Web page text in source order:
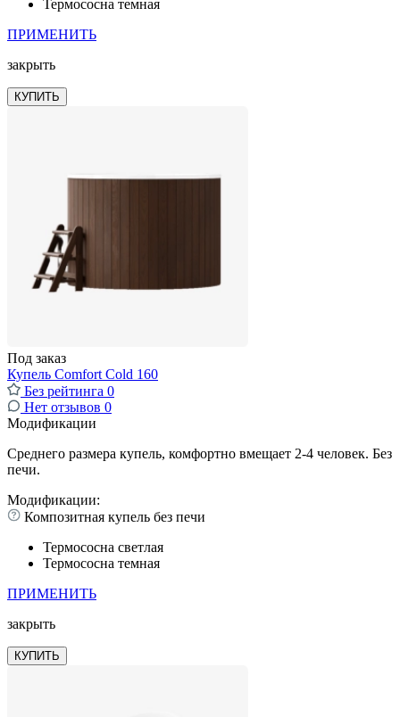
Термососна темная
ПРИМЕНИТЬ
закрыть
КУПИТЬ
Под заказ
Купель Comfort Cold 160
Без рейтинга 0
Нет отзывов 0
Модификации
Среднего размера купель, комфортно вмещает 2-4 человек. Без
печи.
Модификации:
Композитная купель без печи
Термососна светлая
Термососна темная
ПРИМЕНИТЬ
закрыть
КУПИТЬ